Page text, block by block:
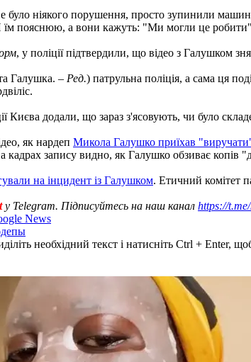
ніякого порушення, просто зупинили
їм пояснюю, а вони кажуть: "Ми могли це
, у поліції підтвердили, що відео з Галушком
Галушка. – Ред.) патрульна поліція, а сама ця
Києва додали, що зараз з'ясовують, чи було
як нардеп Микола Галушко приїхав
запису видно, як Галушко обзиває копів
на інцидент із Галушком. Етичний комітет
у Telegram. Підписуйтесь на наш канал https://
News
необхідний текст і натисніть Ctrl + Enter,